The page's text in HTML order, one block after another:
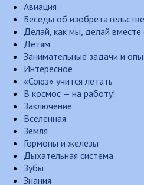
Авиация
Беседы об изобретательстве
Делай, как мы, делай
Детям
Занимательные задачи и
Интересное
«Союз» учится летать
В космос — на работу!
Заключение
Вселенная
Земля
Гормоны и железы
Дыхательная система
Зубы
Знания